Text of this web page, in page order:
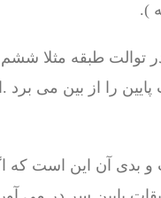
).
توالت طبقه مثلا
را از بین می برد
و بدی آن این است که